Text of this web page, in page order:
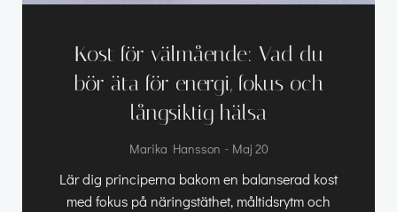
Kost för välmående: Vad du
bör äta för energi, fokus och
långsiktig hälsa
Marika Hansson - Maj 20
Lär dig principerna bakom en balanserad kost
med fokus på näringstäthet, måltidsrytm och